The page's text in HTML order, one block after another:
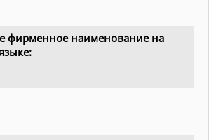
фирменное наименование на